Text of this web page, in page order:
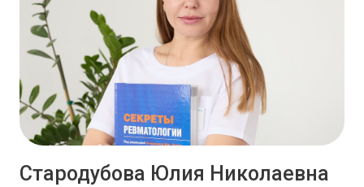
Стародубова Юлия Николаевна